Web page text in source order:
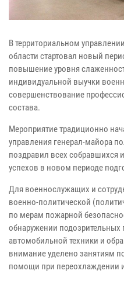
В территориальном
области стартовал новый
повышение уровня
индивидуальной выучки
совершенствование
состава.
Мероприятие традиционно
управления генерал-майора
поздравил всех собравшихся
успехов в новом периоде
Для военнослужащих и
военно-политической
по мерам пожарной
обнаружении подозрительных
автомобильной техники и
внимание уделено занятиям
помощи при переохлаждении